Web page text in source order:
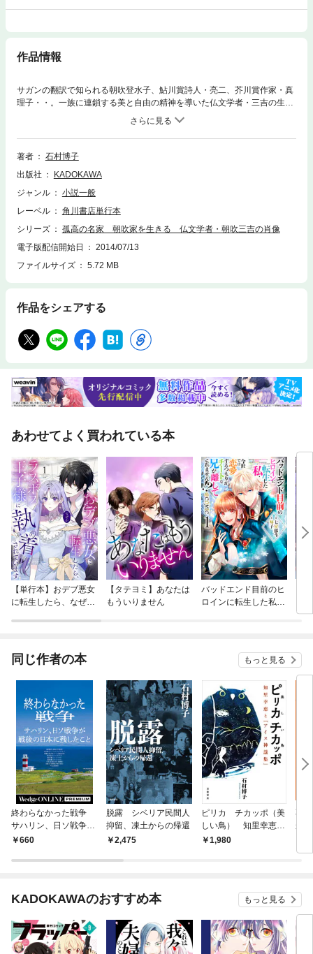
作品情報
サガンの翻訳で知られる朝吹登水子、鮎川賞詩人・亮二、芥川賞作家・真
理子・・。一族に連鎖する美と自由の精神を導いた仏文学者・三吉の生き
様と、もう一つの朝吹家の歴史を初めて明かした貴重なノンフィクショ
著者
石村博子
出版社
KADOKAWA
ジャンル
小説一般
レーベル
角川書店単行本
シリーズ
孤高の名家 朝吹家を生きる 仏文学者・朝吹三吉の肖像
電子版配信開始日
2014/07/13
ファイルサイズ
5.72 MB
作品をシェアする
あわせてよく買われている本
【単行本】おデブ悪女
に転生したら、なぜか
【タテヨミ】あなたは
もういりません
バッドエンド目前のヒ
ロインに転生した私、
同じ作者の本 もっと見る
終わらなかった戦争
サハリン、日ソ戦争が
戦後の日本に残したこ
660
脱露 シベリア民間人
抑留、凍土からの帰還
2,475
ピリカ チカッポ（美
しい鳥） 知里幸恵と
『アイヌ神謡集』
1,980
不
か！
KADOKAWAのおすすめ本 もっと見る